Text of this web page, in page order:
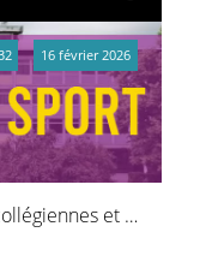
Une émission proposée par les collégiennes et collégiens de la cité scolaire Alfred Kastler de Stenay
16 février 2026